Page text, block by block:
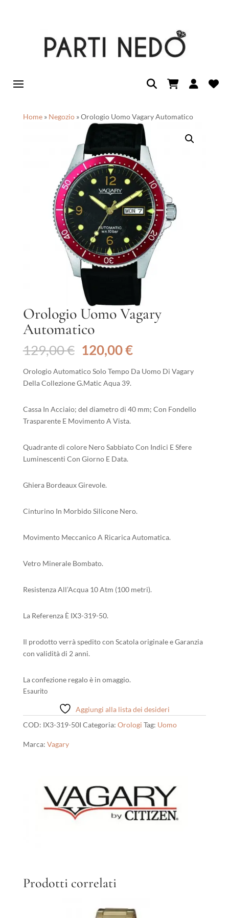
Home» Negozio»Orologio Uomo Vagary Automatico
Orologio Uomo Vagary
Automatico
129,00€ Il
prezzo
originale
era:
120,00€Il
attuale
Orologio Automatico Solo Tempo Da Uomo Di Vagary
Della Collezione G.Matic Aqua 39.
Cassa In Acciaio; del diametro di 40 mm; Con Fondello
Trasparente E Movimento A Vista.
Quadrante di colore Nero Sabbiato Con Indici E Sfere
Luminescenti Con Giorno E Data.
Ghiera Bordeaux Girevole.
Cinturino In Morbido Silicone Nero.
Movimento Meccanico A Ricarica Automatica.
Vetro Minerale Bombato.
Resistenza All’Acqua 10 Atm (100 metri).
La Referenza È IX3-319-50.
Il prodotto verrà spedito con Scatola originale e Garanzia
con validità di 2 anni.
La confezione regalo è in omaggio.
Esaurito
Aggiungi alla lista dei desideri
COD: IX3-319-50I Categoria: Orologi Tag: Uomo
Marca: Vagary
Prodotti correlati